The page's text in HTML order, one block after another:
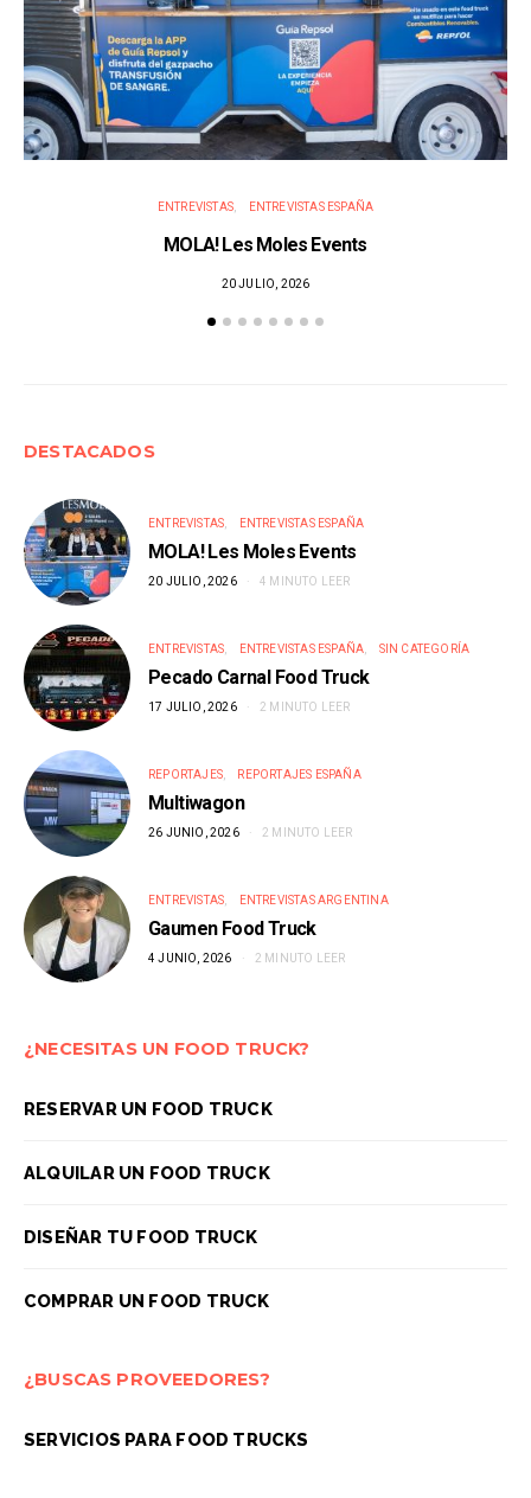
ENTREVISTAS ENTREVISTAS ESPAÑA
MOLA! Les Moles Events
20 JULIO, 2026
DESTACADOS
ENTREVISTAS ENTREVISTAS ESPAÑA
MOLA! Les Moles Events
20 JULIO, 2026 4 MINUTO LEER
ENTREVISTAS ENTREVISTAS ESPAÑA SIN CATEGORÍA
Pecado Carnal Food Truck
17 JULIO, 2026 2 MINUTO LEER
REPORTAJES REPORTAJES ESPAÑA
Multiwagon
26 JUNIO, 2026 2 MINUTO LEER
ENTREVISTAS ENTREVISTAS ARGENTINA
Gaumen Food Truck
4 JUNIO, 2026 2 MINUTO LEER
¿NECESITAS UN FOOD TRUCK?
RESERVAR UN FOOD TRUCK
ALQUILAR UN FOOD TRUCK
DISEÑAR TU FOOD TRUCK
COMPRAR UN FOOD TRUCK
¿BUSCAS PROVEEDORES?
SERVICIOS PARA FOOD TRUCKS